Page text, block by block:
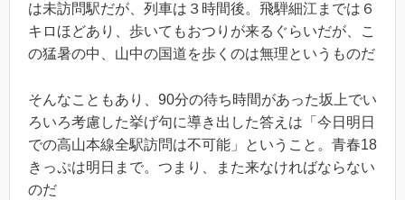
は未訪問駅だが、列車は３時間後。飛騨細江までは６
キロほどあり、歩いてもおつりが来るぐらいだが、こ
の猛暑の中、山中の国道を歩くのは無理というものだ
そんなこともあり、90分の待ち時間があった坂上でい
ろいろ考慮した挙げ句に導き出した答えは「今日明日
での高山本線全駅訪問は不可能」ということ。青春18
きっぷは明日まで。つまり、また来なければならない
のだ